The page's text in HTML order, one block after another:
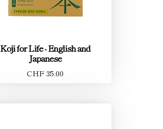
Koji for Life - English and
Japanese
CHF 35.00